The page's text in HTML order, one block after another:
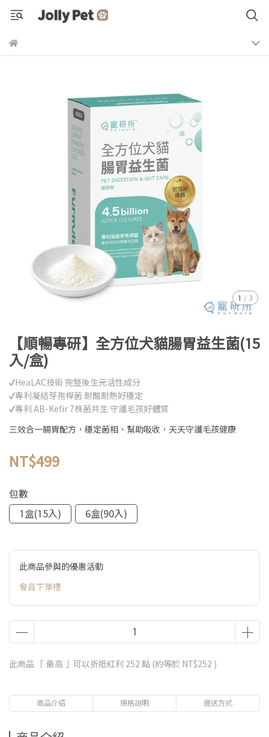
1 /3
【順暢專研】全方位犬貓腸胃益生菌(15
入/盒)
✔HeaLAC技術 完整後生元活性成分
✔專利凝結芽孢桿菌 耐酸耐熱好穩定
✔專利 AB-Kefir 7株菌共生 守護毛孩好體質
三效合一腸胃配方，穩定菌相、幫助吸收，天天守護毛孩健康
NT$499
包數
1盒(15入)
6盒(90入)
此商品參與的優惠活動
會員下單禮
此商品 「 最高 」可以折抵紅利 252 點 (約等於 NT$252 )
商品介紹 規格說明 運送方式